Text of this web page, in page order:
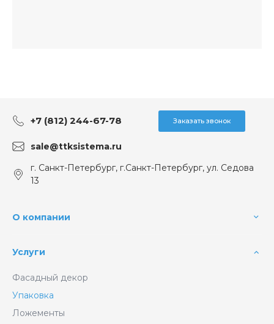
+7 (812) 244-67-78 Заказать звонок
sale@ttksistema.ru
г. Санкт-Петербург, г.Санкт-Петербург, ул. Седова
13
О компании
Услуги
Фасадный декор
Упаковка
Ложементы